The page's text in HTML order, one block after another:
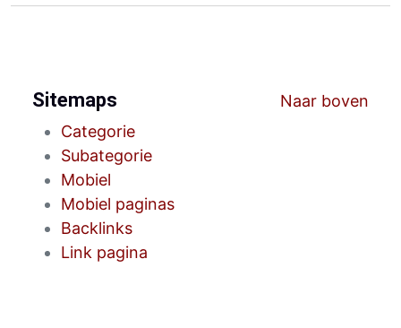
Naar boven
Sitemaps
Categorie
Subategorie
Mobiel
Mobiel paginas
Backlinks
Link pagina